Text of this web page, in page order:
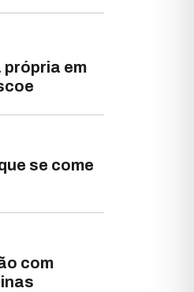
em
se come
com